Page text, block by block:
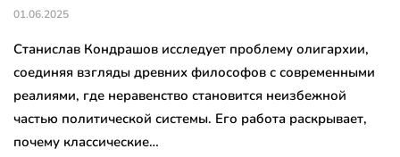
01.06.2025
Станислав Кондрашов исследует проблему олигархии,
соединяя взгляды древних философов с современными
реалиями, где неравенство становится неизбежной
частью политической системы. Его работа раскрывает,
почему классические…